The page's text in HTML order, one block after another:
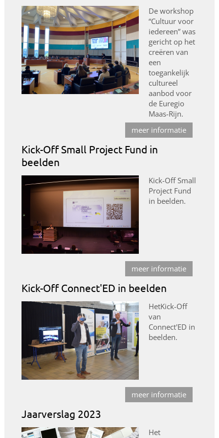
De workshop
“Cultuur voor
iedereen” was
gericht op het
creëren van
een
toegankelijk
cultureel
aanbod voor
de Euregio
Maas-Rijn.
meer informatie
Kick-Off Small Project Fund in
beelden
Kick-Off Small
Project Fund
in beelden.
meer informatie
Kick-Off Connect'ED in beelden
HetKick-Off
van
Connect'ED in
beelden.
meer informatie
Jaarverslag 2023
Het